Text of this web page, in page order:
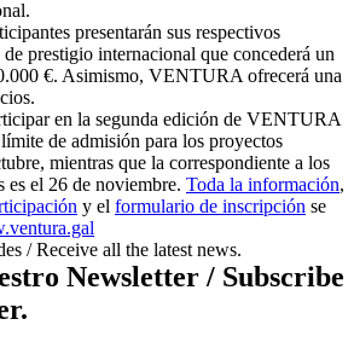
presentarán sus respectivos
prestigio internacional que concederá un
€. Asimismo, VENTURA ofrecerá una
en la segunda edición de VENTURA
de admisión para los proyectos
mientras que la correspondiente a los
es el 26 de noviembre. Toda la información,
y el formulario de inscripción se
/ Receive all the latest news.
Newsletter / Subscribe